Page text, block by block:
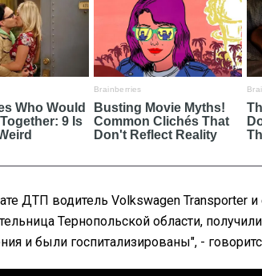
ДТП водитель Volkswagen Transporter
Тернопольской области,
и были госпитализированы", -